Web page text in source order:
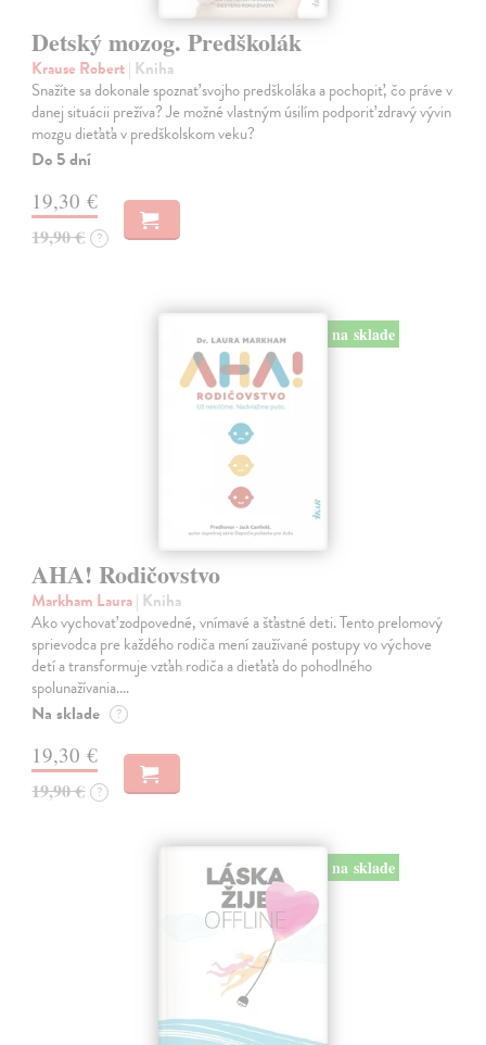
Detský mozog. Predškolák
Krause Robert| Kniha
Snažíte sa dokonale spoznať svojho predškoláka a pochopiť, čo práve v
danej situácii prežíva? Je možné vlastným úsilím podporiť zdravý vývin
mozgu dieťaťa v predškolskom veku?
Do 5 dní
19,30 €
19,90 € ?
na sklade
AHA! Rodičovstvo
Markham Laura| Kniha
Ako vychovať zodpovedné, vnímavé a šťastné deti. Tento prelomový
sprievodca pre každého rodiča mení zaužívané postupy vo výchove
detí a transformuje vzťah rodiča a dieťaťa do pohodlného
spolunažívania.…
Na sklade ?
19,30 €
19,90 € ?
na sklade